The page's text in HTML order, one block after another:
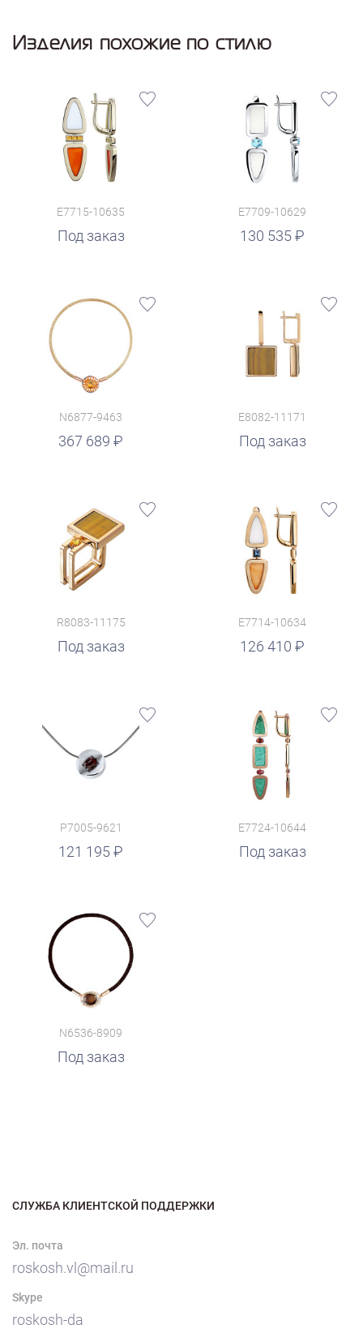
Изделия похожие по стилю
E7715-10635
Под заказ
E7709-10629
130 535
руб.
N6877-9463
367 689
E8082-11171
Под заказ
R8083-11175
Под заказ
E7714-10634
126 410
руб.
P7005-9621
121 195
E7724-10644
Под заказ
N6536-8909
Под заказ
СЛУЖБА КЛИЕНТСКОЙ ПОДДЕРЖКИ
Эл. почта
roskosh.vl@mail.ru
Skype
roskosh-da